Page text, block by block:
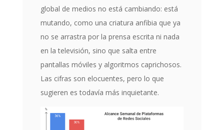
global de medios no está cambiando: está
mutando, como una criatura anfibia que ya
no se arrastra por la prensa escrita ni nada
en la televisión, sino que salta entre
pantallas móviles y algoritmos caprichosos.
Las cifras son elocuentes, pero lo que
sugieren es todavía más inquietante.